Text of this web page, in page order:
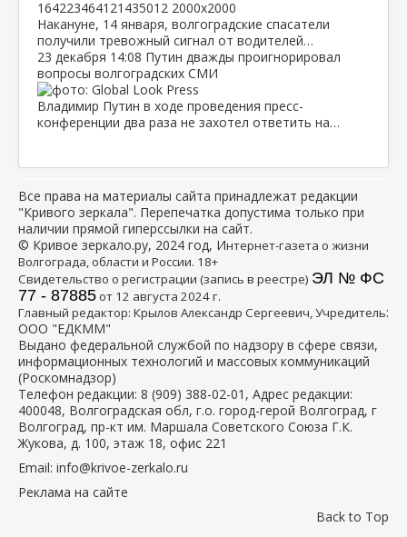
Накануне, 14 января, волгоградские спасатели
получили тревожный сигнал от водителей…
23 декабря 14:08 Путин дважды проигнорировал
вопросы волгоградских СМИ
Владимир Путин в ходе проведения пресс-
конференции два раза не захотел ответить на…
Все права на материалы сайта принадлежат редакции
"Кривого зеркала". Перепечатка допустима только при
наличии прямой гиперссылки на сайт.
© Кривое зеркало.ру, 2024 год, Интернет-газета о жизни
Волгограда, области и России. 18+
Свидетельство о регистрации (запись в реестре) ЭЛ № ФС
77 - 87885от 12 августа 2024 г.
Главный редактор: Крылов Александр Сергеевич, Учредитель:
ООО "ЕДКММ"
Выдано федеральной службой по надзору в сфере связи,
информационных технологий и массовых коммуникаций
(Роскомнадзор)
Телефон редакции: 8 (909) 388-02-01 , Адрес редакции:
400048, Волгоградская обл, г.о. город-герой Волгоград, г
Волгоград, пр-кт им. Маршала Советского Союза Г.К.
Жукова, д. 100, этаж 18, офис 221
Email: info@krivoe-zerkalo.ru
Реклама на сайте
Back to Top